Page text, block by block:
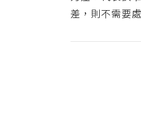
差，則不需要